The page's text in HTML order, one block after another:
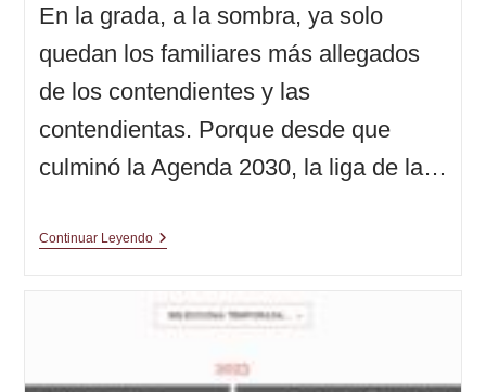
entrada:
En la grada, a la sombra, ya solo
quedan los familiares más allegados
de los contendientes y las
contendientas. Porque desde que
culminó la Agenda 2030, la liga de la…
Continuar LeyendoEl
Segunda